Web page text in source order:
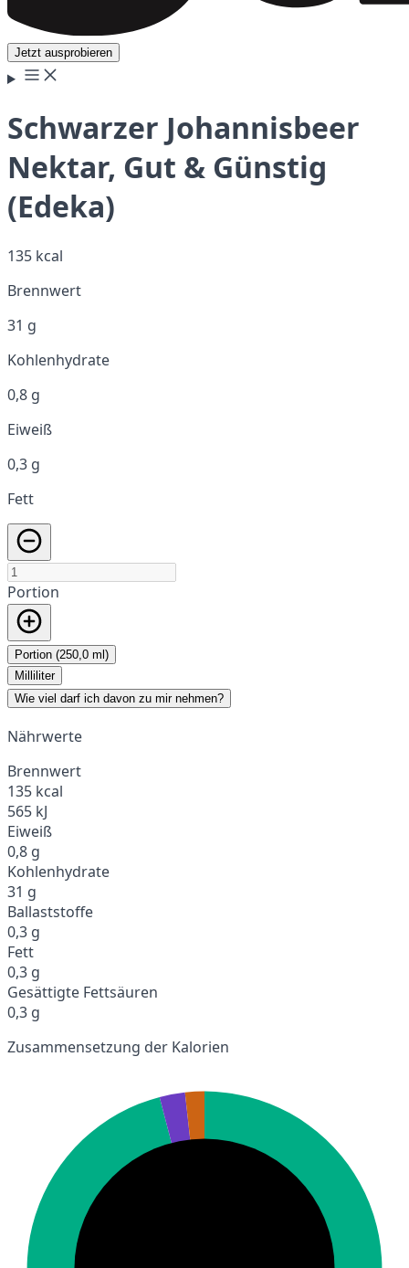
Jetzt ausprobieren
Schwarzer Johannisbeer
Nektar, Gut & Günstig
(Edeka)
135 kcal
Brennwert
31 g
Kohlenhydrate
0,8 g
Eiweiß
0,3 g
Fett
Portion
Portion (250,0 ml)
Milliliter
Wie viel darf ich davon zu mir nehmen?
Nährwerte
Brennwert
135 kcal
565 kJ
Eiweiß
0,8 g
Kohlenhydrate
31 g
Ballaststoffe
0,3 g
Fett
0,3 g
Gesättigte Fettsäuren
0,3 g
Zusammensetzung der Kalorien